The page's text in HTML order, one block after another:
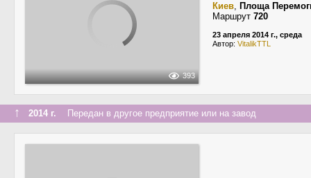
393
Киев, Площа
Маршрут 720
23 апреля 2014 г., среда
Автор: VitalikTTL
↑ 2014 г. Передан в другое предприятие или на завод